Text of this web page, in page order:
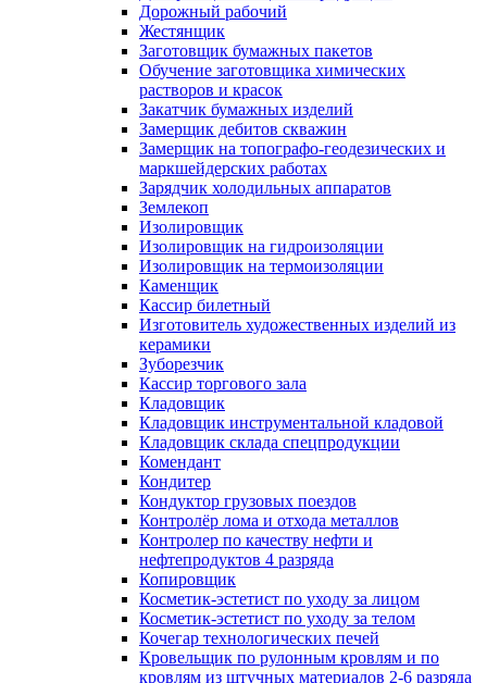
Дорожный рабочий
Жестянщик
Заготовщик бумажных пакетов
Обучение заготовщика химических
растворов и красок
Закатчик бумажных изделий
Замерщик дебитов скважин
Замерщик на топографо-геодезических и
маркшейдерских работах
Зарядчик холодильных аппаратов
Землекоп
Изолировщик
Изолировщик на гидроизоляции
Изолировщик на термоизоляции
Каменщик
Кассир билетный
Изготовитель художественных изделий из
керамики
Зуборезчик
Кассир торгового зала
Кладовщик
Кладовщик инструментальной кладовой
Кладовщик склада спецпродукции
Комендант
Кондитер
Кондуктор грузовых поездов
Контролёр лома и отхода металлов
Контролер по качеству нефти и
нефтепродуктов 4 разряда
Копировщик
Косметик-эстетист по уходу за лицом
Косметик-эстетист по уходу за телом
Кочегар технологических печей
Кровельщик по рулонным кровлям и по
кровлям из штучных материалов 2-6 разряда